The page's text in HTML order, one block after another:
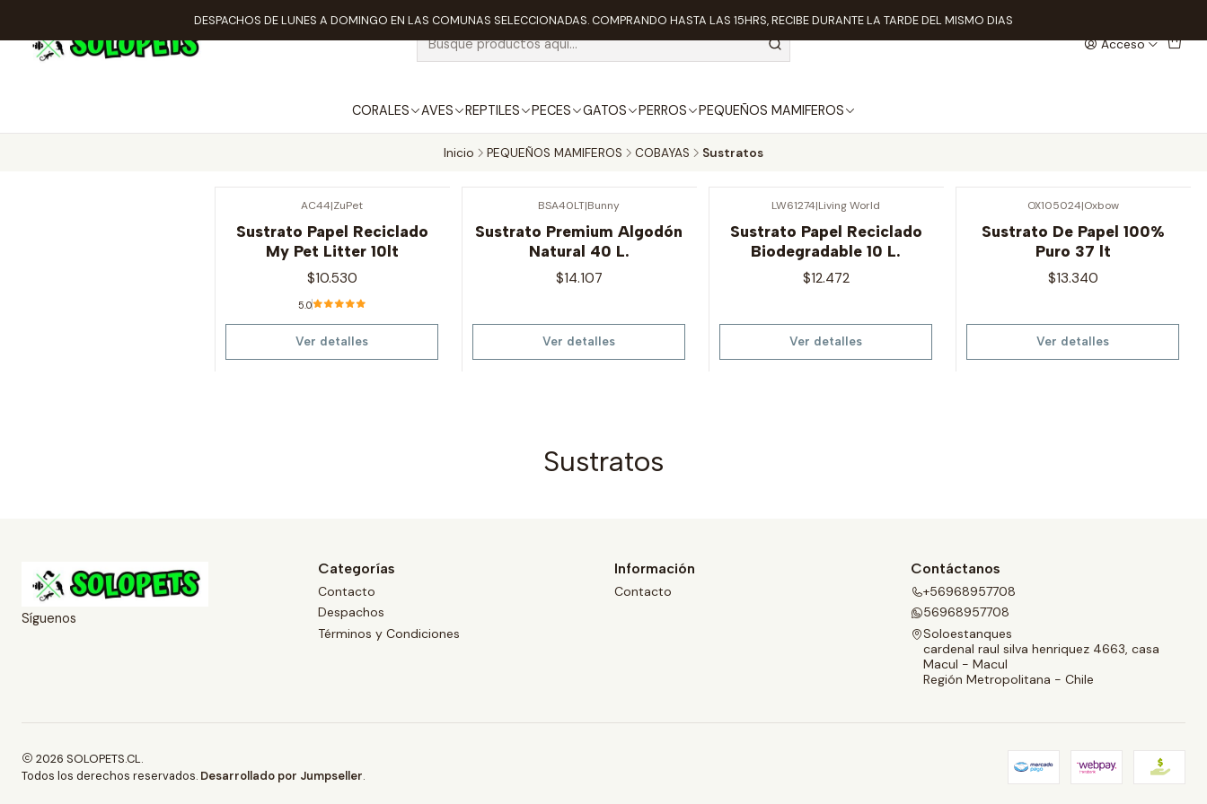
Acceso
CORALES AVES REPTILES PECES GATOS PERROS PEQUEÑOS MAMIFEROS
DESPACHOS DE LUNES A DOMINGO EN LAS COMUNAS SELECCIONADAS. COMPRANDO HASTA LAS 15HRS, RECIBE DURANTE LA TARDE DEL MISMO DIAS
Inicio PEQUEÑOS MAMIFEROS COBAYAS Sustratos
AC44|ZuPet
Sustrato Papel Reciclado
My Pet Litter 10lt
$10.530
5.0
Ver detalles
BSA40LT|Bunny
Sustrato Premium Algodón
Natural 40 L.
$14.107
Ver detalles
LW61274|Living World
Sustrato Papel Reciclado
Biodegradable 10 L.
$12.472
Ver detalles
OX105024|Oxbow
Sustrato De Papel 100%
Puro 37 lt
$13.340
Ver detalles
Sustratos
Síguenos
Categorías
Contacto
Despachos
Términos y Condiciones
Información
Contacto
Contáctanos
+56968957708
56968957708
Soloestanques
cardenal raul silva henriquez 4663, casa
Macul - Macul
Región Metropolitana - Chile
2026 SOLOPETS.CL.
Todos los derechos reservados. Desarrollado por Jumpseller.